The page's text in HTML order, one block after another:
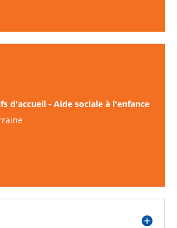
d'accueil - Aide sociale à l'enfance